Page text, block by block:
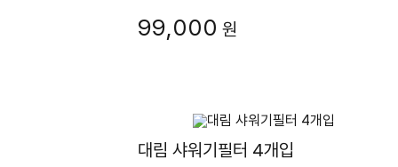
99,000 원
대림 샤워기필터 4개입